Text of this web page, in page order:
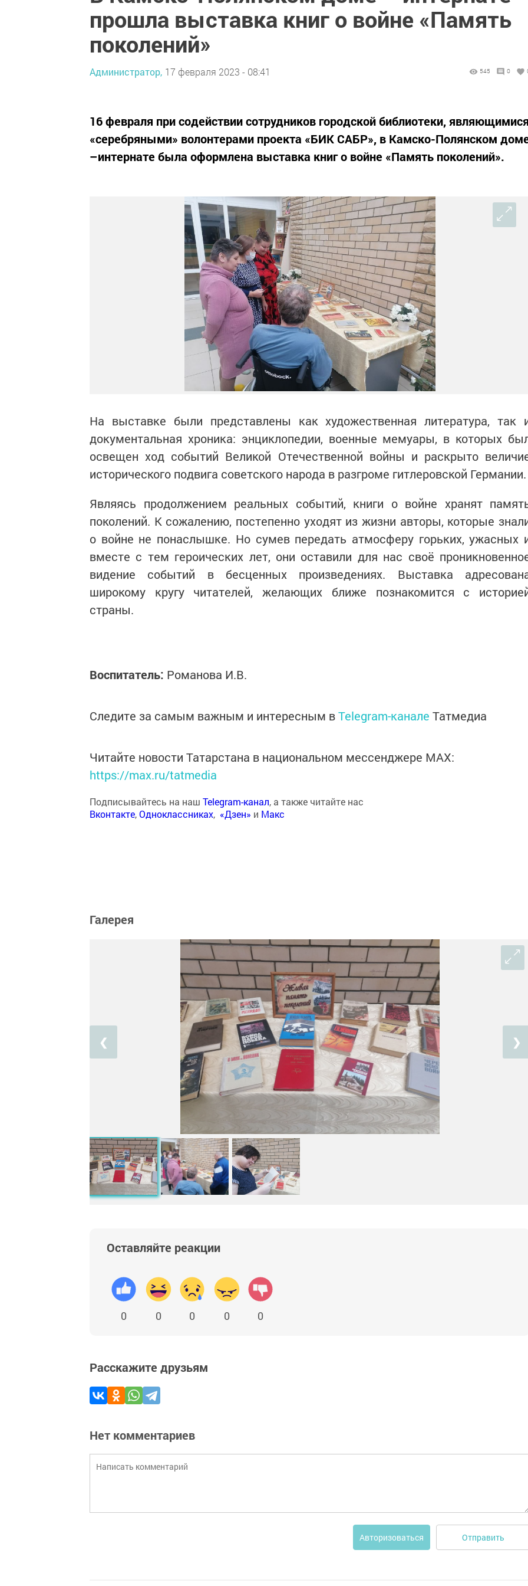
прошла выставка книг о войне «Память
поколений»
Администратор, 17 февраля 2023 - 08:41 545 0
16 февраля при содействии сотрудников городской библиотеки, являющимися
«серебряными» волонтерами проекта «БИК САБР», в Камско-Полянском
–интернате была оформлена выставка книг о войне «Память поколений».
На выставке были представлены как художественная литература, так
документальная хроника: энциклопедии, военные мемуары, в которых
освещен ход событий Великой Отечественной войны и раскрыто
исторического подвига советского народа в разгроме гитлеровской Германии.
Являясь продолжением реальных событий, книги о войне хранят
поколений. К сожалению, постепенно уходят из жизни авторы, которые
о войне не понаслышке. Но сумев передать атмосферу горьких, ужасных
вместе с тем героических лет, они оставили для нас своё
видение событий в бесценных произведениях. Выставка
широкому кругу читателей, желающих ближе познакомится с
страны.
Воспитатель: Романова И.В.
Следите за самым важным и интересным вTelegram-канале Татмедиа
Читайте новости Татарстана в национальном мессенджере MАХ:
https://max.ru/tatmedia
Подписывайтесь на наш Telegram-канал, а также читайте нас
Вконтакте,Одноклассниках, «Дзен» и Макс
Галерея
❮ ❯
Оставляйте реакции
0 0 0 0 0
Расскажите друзьям
Нет комментариев
Авторизоваться Отправить